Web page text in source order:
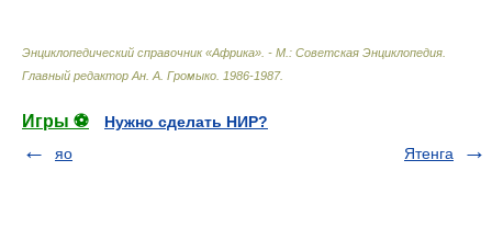
Энциклопедический справочник «Африка». - М.: Советская Энциклопедия
Главный редактор Ан. А. Громыко 1986-1987.
Игры ⚽
Нужно сделать НИР?
яо
Ятенга